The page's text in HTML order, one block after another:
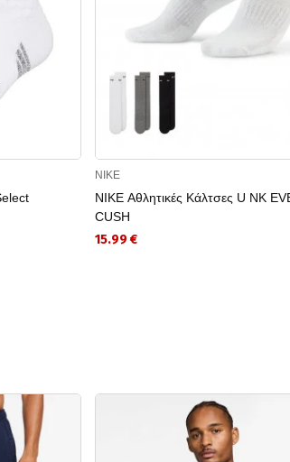
NIKE
NIKE Αθλητικές Κάλτσες U NK
CUSH
15.99 €